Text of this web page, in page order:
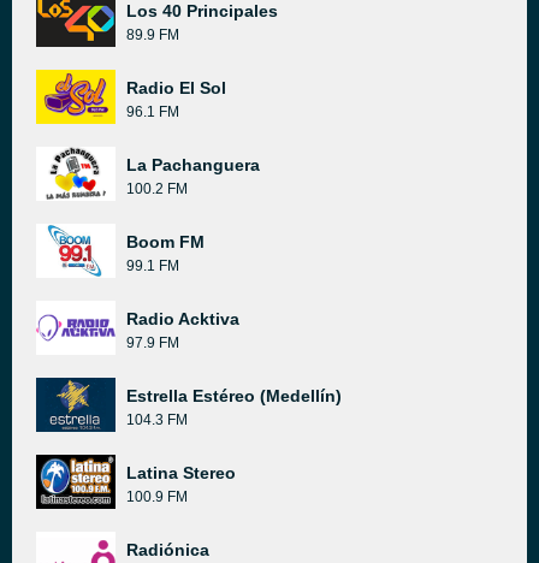
Los 40 Principales
89.9 FM
Radio El Sol
96.1 FM
La Pachanguera
100.2 FM
Boom FM
99.1 FM
Radio Acktiva
97.9 FM
Estrella Estéreo (Medellín)
104.3 FM
Latina Stereo
100.9 FM
Radiónica